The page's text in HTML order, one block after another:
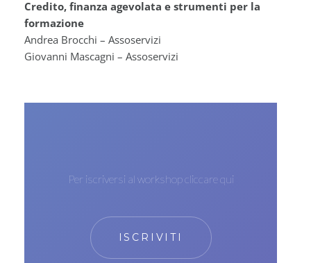
Credito, finanza agevolata e strumenti per la
formazione
Andrea Brocchi – Assoservizi
Giovanni Mascagni – Assoservizi
Per iscriversi al workshop cliccare qui
ISCRIVITI